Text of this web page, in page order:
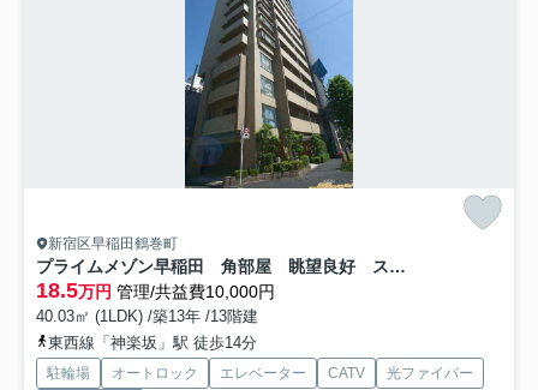
新宿区早稲田鶴巻町
プライムメゾン早稲田 角部屋 眺望良好 スーパー至近
18.5万円 管理/共益費10,000円
40.03㎡ (1LDK) /築13年 /13階建
東西線「神楽坂」駅 徒歩14分
駐輪場 オートロック エレベーター CATV
光ファイバー